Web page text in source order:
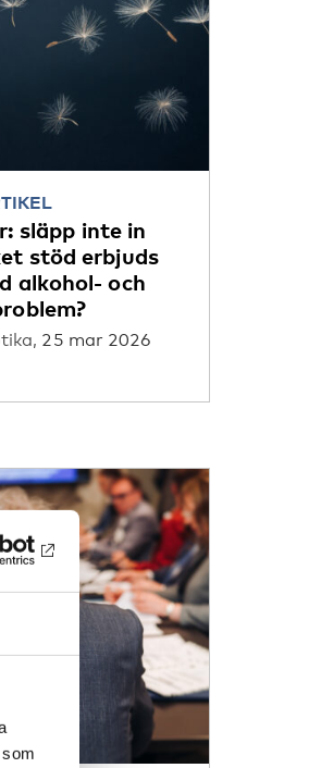
släpp inte in
stöd erbjuds
alkohol- och
25 mar 2026